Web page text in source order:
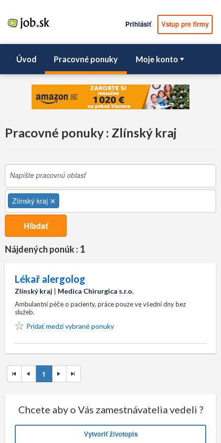
Prihlásiť Vstup pre firmy
Úvod Pracovné ponuky Moje konto
Pracovné ponuky : Zlínský kraj
Zlínský kraj
Hľadať
Nájdených ponúk : 1
Lékař alergolog
Zlínský kraj | Medica Chirurgica s.r.o.
Ambulantní péče o pacienty, práce pouze ve všední dny bez
služeb.
Pridať medzi vybrané ponuky
1
Chcete aby o Vás zamestnávatelia vedeli ?
Vytvoriť životopis